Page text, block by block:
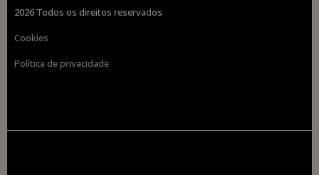
2026 Todos os direitos reservados
Cookies
Política de privacidade